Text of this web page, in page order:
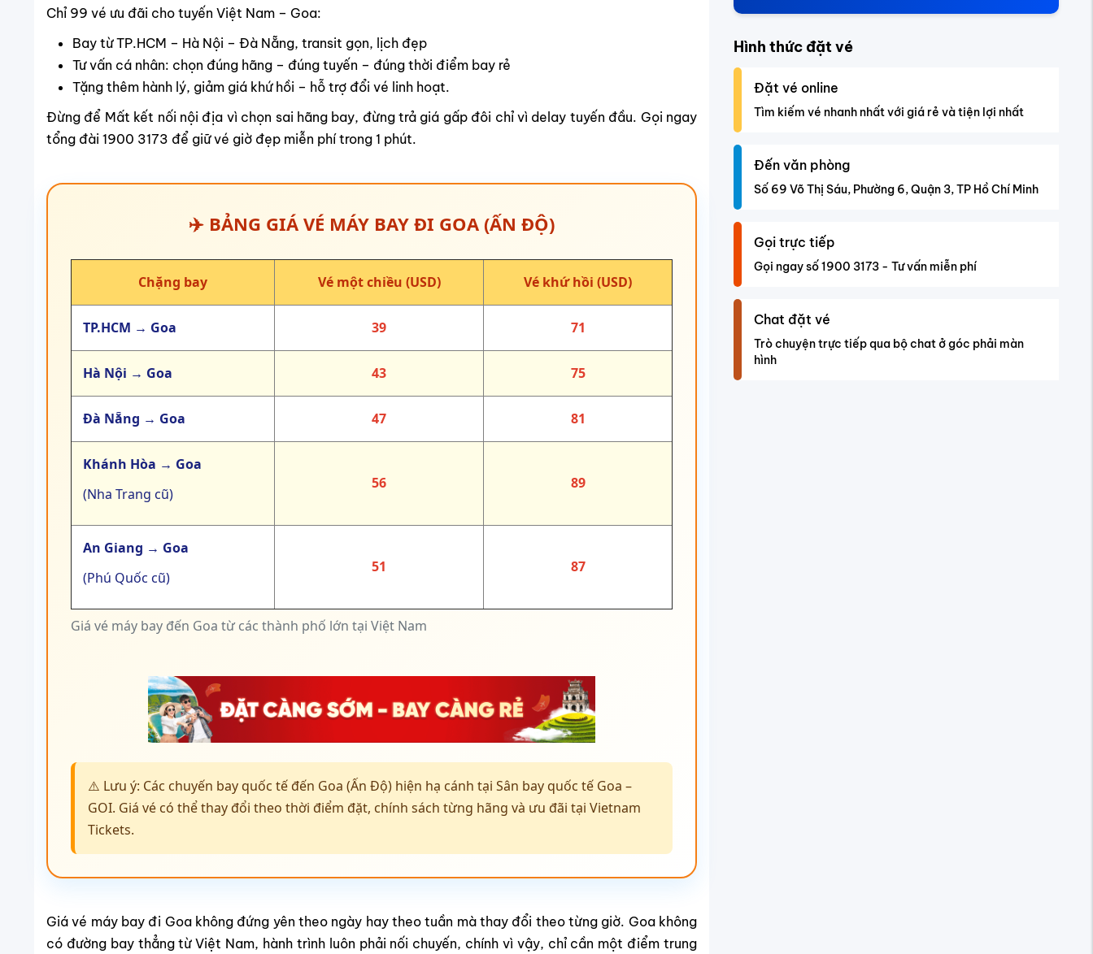
Chỉ 99 vé ưu đãi cho tuyến Việt Nam – Goa:
Bay từ TP.HCM – Hà Nội – Đà Nẵng, transit gọn, lịch đẹp
Tư vấn cá nhân: chọn đúng hãng – đúng tuyến – đúng thời điểm bay rẻ
Tặng thêm hành lý, giảm giá khứ hồi – hỗ trợ đổi vé linh hoạt.
Đừng để Mất kết nối nội địa vì chọn sai hãng bay, đừng trả giá gấp đôi chỉ vì delay tuyến đầu. Gọi ngay
tổng đài 1900 3173 để giữ vé giờ đẹp miễn phí trong 1 phút.
✈️ BẢNG GIÁ VÉ MÁY BAY ĐI GOA (ẤN ĐỘ)
Giá vé máy bay đến Goa từ các thành phố lớn tại Việt Nam
Chặng bay Vé một chiều (USD) Vé khứ hồi (USD)
TP.HCM → Goa 39 71
Hà Nội → Goa 43 75
Đà Nẵng → Goa 47 81
Khánh Hòa → Goa
(Nha Trang cũ)
56 89
An Giang → Goa
(Phú Quốc cũ)
51 87
⚠️ Lưu ý: Các chuyến bay quốc tế đến Goa (Ấn Độ) hiện hạ cánh tại Sân bay quốc tế Goa –
GOI. Giá vé có thể thay đổi theo thời điểm đặt, chính sách từng hãng và ưu đãi tại Vietnam
Tickets.
Giá vé máy bay đi Goa không đứng yên theo ngày hay theo tuần mà thay đổi theo từng giờ. Goa không
có đường bay thẳng từ Việt Nam, hành trình luôn phải nối chuyến, chính vì vậy, chỉ cần một điểm trung
Hình thức đặt vé
Đặt vé online
Tìm kiếm vé nhanh nhất với giá rẻ và tiện lợi nhất
Đến văn phòng
Số 69 Võ Thị Sáu, Phường 6, Quận 3, TP Hồ Chí Minh
Gọi trực tiếp
Gọi ngay số 1900 3173 - Tư vấn miễn phí
Chat đặt vé
Trò chuyện trực tiếp qua bộ chat ở góc phải màn
hình